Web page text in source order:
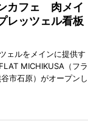
カフェ 肉メイ
レッツェル看板
ェルをメインに提供す
MICHIKUSA（フラ
市石原）がオープンし